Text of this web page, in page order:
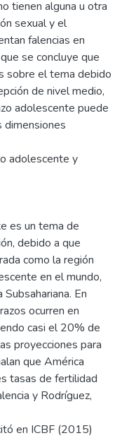
tienen alguna u otra
sexual y el
falencias en
se concluye que
sobre el tema debido
de nivel medio,
adolescente puede
adolescente y
es un tema de
debido a que
como la región
en el mundo,
En
ocurren en
casi el 20% de
proyecciones para
que América
tasas de fertilidad
y Rodríguez,
en ICBF (2015)